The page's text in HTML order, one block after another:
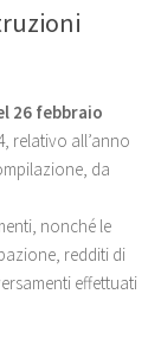
26 febbraio
relativo all’anno
da
nonché le
redditi di
effettuati